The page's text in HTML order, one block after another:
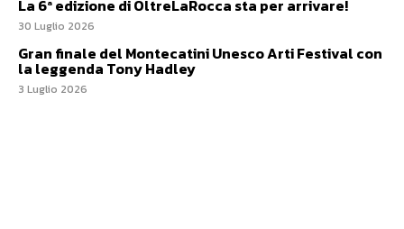
La 6ª edizione di OltreLaRocca sta per arrivare!
30 Luglio 2026
Gran finale del Montecatini Unesco Arti Festival con
la leggenda Tony Hadley
3 Luglio 2026